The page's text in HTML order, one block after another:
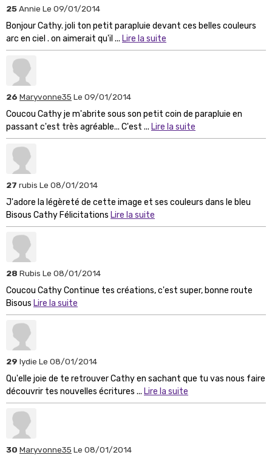
25Annie Le 09/01/2014
Bonjour Cathy. joli ton petit parapluie devant ces belles couleurs
arc en ciel . on aimerait qu'il ... Lire la suite
26 Maryvonne35 Le 09/01/2014
Coucou Cathy je m'abrite sous son petit coin de parapluie en
passant c'est très agréable... C'est ... Lire la suite
27 rubis Le 08/01/2014
J'adore la légèreté de cette image et ses couleurs dans le bleu
Bisous Cathy Félicitations Lire la suite
28 Rubis Le 08/01/2014
Coucou Cathy Continue tes créations, c'est super, bonne route
Bisous Lire la suite
29 lydie Le 08/01/2014
Qu'elle joie de te retrouver Cathy en sachant que tu vas nous faire
découvrir tes nouvelles écritures ... Lire la suite
30 Maryvonne35 Le 08/01/2014